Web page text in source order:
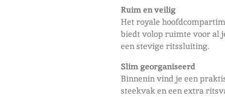
Ruim en veilig
Het royale
biedt volop ruimte voor al
een stevige ritssluiting.
Slim georganiseerd
Binnenin vind je een
steekvak en een extra